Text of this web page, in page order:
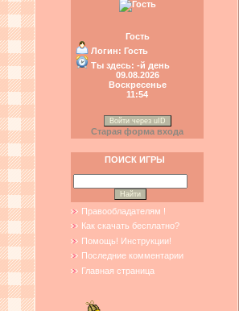
Гость
Логин: Гость
Ты здесь: -й день
09.08.2026
Воскресенье
11:54
Войти через uID
Старая форма входа
ПОИСК ИГРЫ
Правообладателям !
Как скачать бесплатно?
Помощь! Инструкции!
Последние комментарии
Главная страница